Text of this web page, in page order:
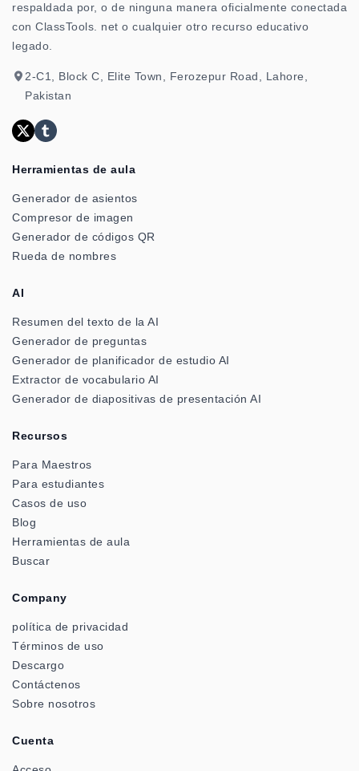
respaldada por, o de ninguna manera oficialmente conectada
con ClassTools. net o cualquier otro recurso educativo
legado.
2-C1, Block C, Elite Town, Ferozepur Road, Lahore,
Pakistan
Herramientas de aula
Generador de asientos
Compresor de imagen
Generador de códigos QR
Rueda de nombres
AI
Resumen del texto de la AI
Generador de preguntas
Generador de planificador de estudio AI
Extractor de vocabulario AI
Generador de diapositivas de presentación AI
Recursos
Para Maestros
Para estudiantes
Casos de uso
Blog
Herramientas de aula
Buscar
Company
política de privacidad
Términos de uso
Descargo
Contáctenos
Sobre nosotros
Cuenta